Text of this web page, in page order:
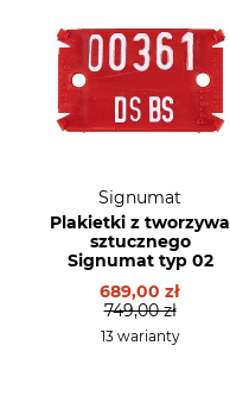
Signumat
Plakietki z tworzywa
sztucznego
Signumat typ 02
689,00 zł
749,00 zł
13 warianty